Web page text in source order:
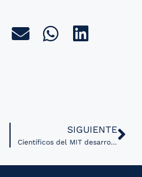
SIGUIENTE
Científicos del MIT desarrollan un modelo de IA que predice y diseña la localización de proteínas en las células